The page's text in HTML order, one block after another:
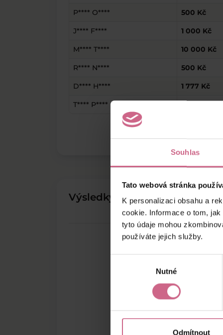
Souhlas
Tato webová stránka
K personalizaci obsahu a
cookie. Informace o tom,
tyto údaje mohou
používáte jejich služby.
Nutné
Odmítnout
P**** O**** 500 Kč
J**** F**** 1 000 Kč
M**** T**** 10 000 Kč
R**** N**** 500 Kč
D**** H**** 1 777 Kč
T**** P****
Výsledky těžby